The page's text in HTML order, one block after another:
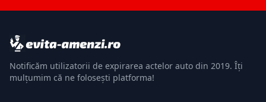
Notificăm utilizatorii de expirarea actelor auto din 2019. Îți
mulțumim că ne folosești platforma!